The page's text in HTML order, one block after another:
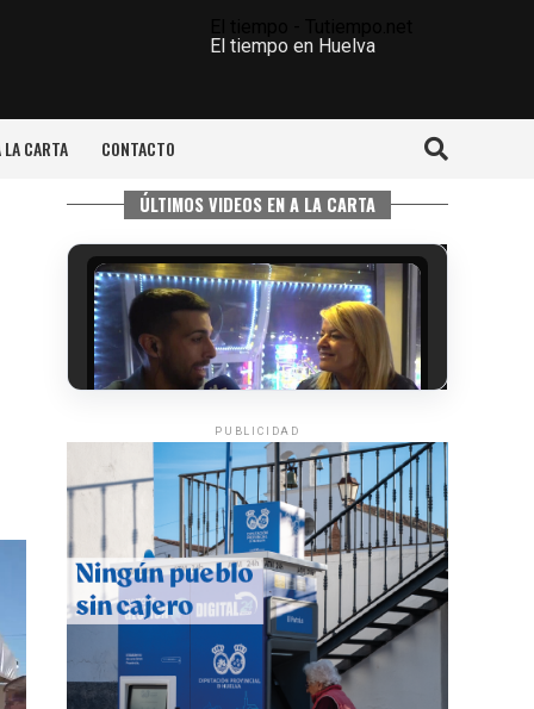
El tiempo en Huelva
LA CARTA CONTACTO
ÚLTIMOS VIDEOS EN A LA CARTA
5º DÍA DE LAS FIESTAS COLOMBINAS
2026
·Huelvatv
PUBLICIDAD